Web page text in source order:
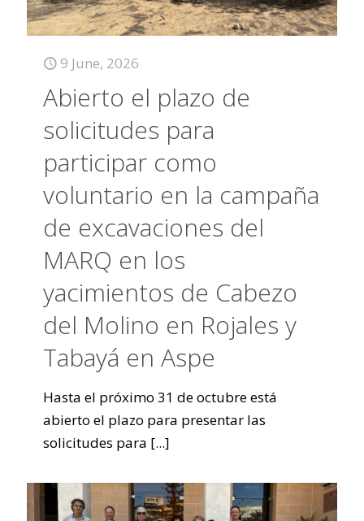
9 June, 2026
Abierto el plazo de
solicitudes para
participar como
voluntario en la campaña
de excavaciones del
MARQ en los
yacimientos de Cabezo
del Molino en Rojales y
Tabayá en Aspe
Hasta el próximo 31 de octubre está
abierto el plazo para presentar las
solicitudes para [...]